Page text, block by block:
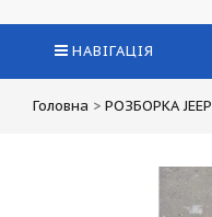
НАВІГАЦІЯ
Головна > РОЗБОРКА JEEP